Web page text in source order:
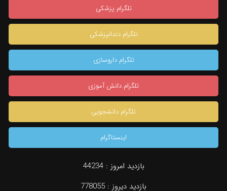
تلگرام پزشکی
تلگرام دندانپزشکی
تلگرام داروسازی
تلگرام دانش آموزی
تلگرام دانشجویی
اینستاگرام
بازدید امروز :44234
بازدید دیروز : 778055